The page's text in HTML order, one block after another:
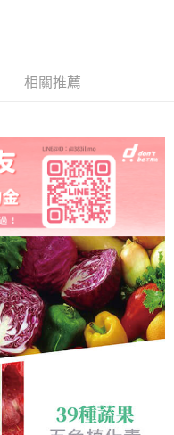
相關推薦